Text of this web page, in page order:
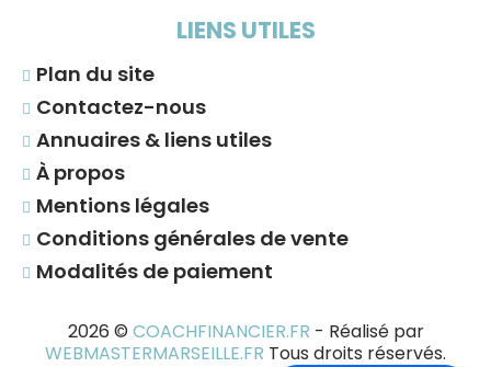
LIENS UTILES
Plan du site
Contactez-nous
Annuaires & liens utiles
À propos
Mentions légales
Conditions générales de vente
Modalités de paiement
2026 © COACHFINANCIER.FR - Réalisé par
WEBMASTERMARSEILLE.FR Tous droits réservés.